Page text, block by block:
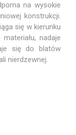
na wysokie
konstrukcji.
się w kierunku
nadaje
się do blatów
nierdzewnej.